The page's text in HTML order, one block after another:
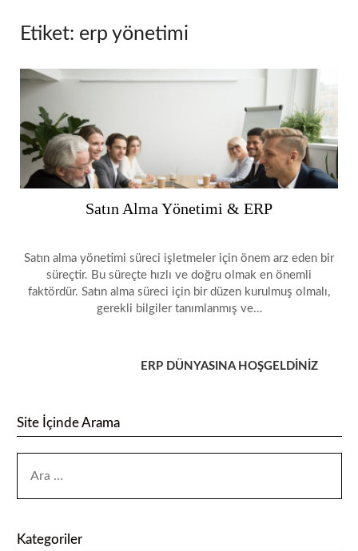
Etiket: erp yönetimi
Satın Alma Yönetimi & ERP
Satın alma yönetimi süreci işletmeler için önem arz eden bir
süreçtir. Bu süreçte hızlı ve doğru olmak en önemli
faktördür. Satın alma süreci için bir düzen kurulmuş olmalı,
gerekli bilgiler tanımlanmış ve…
ERP DÜNYASINA HOŞGELDİNİZ
Site İçinde Arama
Kategoriler